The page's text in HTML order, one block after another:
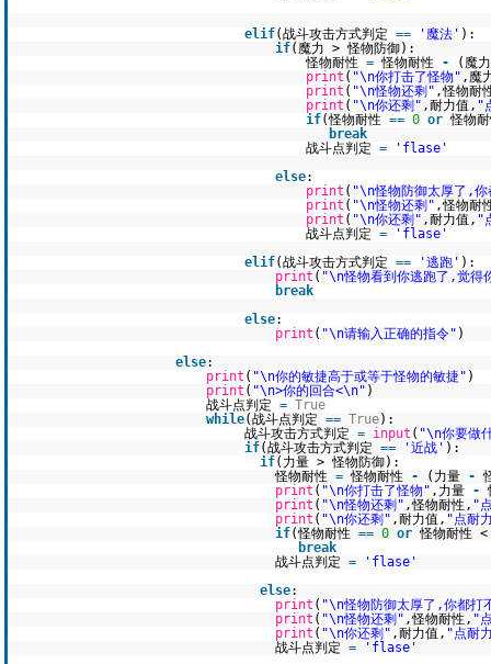
elif(战斗攻击方式判定 == '魔法' ):
if(魔力 > 怪物防御):
怪物耐性 = 怪物耐性 -
(魔
print ( "\n你打击了怪物" ,魔
print ( "\n怪物还剩" ,怪物耐
print ( "\n你还剩" ,耐力值, "
if(怪物耐性 == 0 or 怪物
break
战斗点判定 =
'flase'
else:
print ( "\n怪物防御太厚了,你
print ( "\n怪物还剩" ,怪物耐
print ( "\n你还剩" ,耐力值, "
战斗点判定 =
'flase'
elif(战斗攻击方式判定 == '逃跑' ):
print ( "\n怪物看到你逃跑了,觉得
break
else:
print ( "\n请输入正确的指令" )
else:
print ( "\n你的敏捷高于或等于怪物的敏捷" )
print ( "\n>你的回合<\n" )
战斗点判定 = True
while(战斗点判定 == True):
战斗攻击方式判定 = input ( "\n你要做
if(战斗攻击方式判定 == '近战' ):
if(力量 > 怪物防御):
怪物耐性 = 怪物耐性 - (力量 -
print ( "\n你打击了怪物" ,力量 -
print ( "\n怪物还剩" ,怪物耐性, "
print ( "\n你还剩" ,耐力值, "点耐
if(怪物耐性 == 0 or 怪物耐性
break
战斗点判定 =
'flase'
else:
print ( "\n怪物防御太厚了,你都打
print ( "\n怪物还剩" ,怪物耐性, "
print ( "\n你还剩" ,耐力值, "点耐
战斗点判定 = 'flase'